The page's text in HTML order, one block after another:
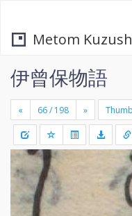
Metom
伊曾保物語
« »
+
-